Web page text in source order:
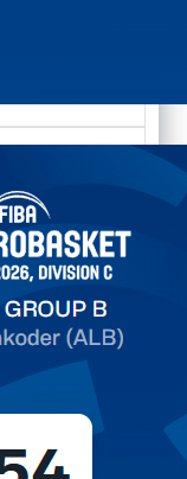
2026,
сыгран 0